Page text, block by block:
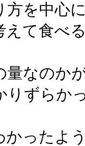
方を中心
えて食べ
量なのか
りずらか
かったよ